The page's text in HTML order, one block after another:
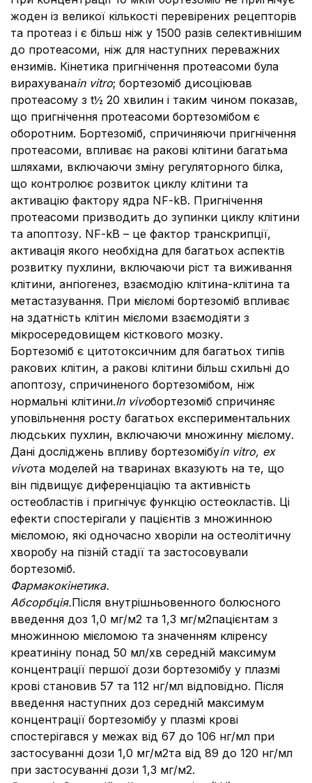
жоден із великої кількості перевірених рецепторів
та протеаз і є більш ніж у 1500 разів селективнішим
до протеасоми, ніж для наступних переважних
ензимів. Кінетика пригнічення протеасоми була
вирахуванаin vitro; бортезоміб дисоціював
протеасому з t½ 20 хвилин і таким чином показав,
що пригнічення протеасоми бортезомібом є
оборотним. Бортезоміб, спричиняючи пригнічення
протеасоми, впливає на ракові клітини багатьма
шляхами, включаючи зміну регуляторного білка,
що контролює розвиток циклу клітини та
активацію фактору ядра NF-kB. Пригнічення
протеасоми призводить до зупинки циклу клітини
та апоптозу. NF-kB – це фактор транскрипції,
активація якого необхідна для багатьох аспектів
розвитку пухлини, включаючи ріст та виживання
клітини, ангіогенез, взаємодію клітина-клітина та
метастазування. При мієломі бортезоміб впливає
на здатність клітин мієломи взаємодіяти з
мікросередовищем кісткового мозку.
Бортезоміб є цитотоксичним для багатьох типів
ракових клітин, а ракові клітини більш схильні до
апоптозу, спричиненого бортезомібом, ніж
нормальні клітини.In vivoбортезоміб спричиняє
уповільнення росту багатьох експериментальних
людських пухлин, включаючи множинну мієлому.
Дані досліджень впливу бортезомібуin vitro, ex
vivoта моделей на тваринах вказують на те, що
він підвищує диференціацію та активність
остеобластів і пригнічує функцію остеокластів. Ці
ефекти спостерігали у пацієнтів з множинною
мієломою, які одночасно хворіли на остеолітичну
хворобу на пізній стадії та застосовували
бортезоміб.
Фармакокінетика.
Абсорбція.Після внутрішньовенного болюсного
введення доз 1,0 мг/м2 та 1,3 мг/м2пацієнтам з
множинною мієломою та значенням кліренсу
креатиніну понад 50 мл/хв середній максимум
концентрації першої дози бортезомібу у плазмі
крові становив 57 та 112 нг/мл відповідно. Після
введення наступних доз середній максимум
концентрації бортезомібу у плазмі крові
спостерігався у межах від 67 до 106 нг/мл при
застосуванні дози 1,0 мг/м2та від 89 до 120 нг/мл
при застосуванні дози 1,3 мг/м2.